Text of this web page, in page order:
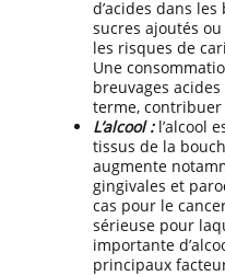
d’acides dans
sucres ajoutés
les risques de
Une
breuvages
terme, contribuer
L’alcool : l’alcool
tissus de la
augmente
gingivales et
cas pour le
sérieuse pour
importante
principaux